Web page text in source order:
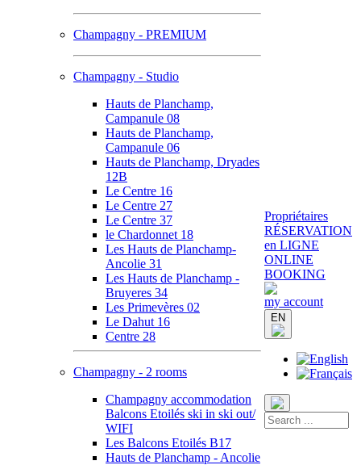
Champagny - PREMIUM
Champagny - Studio
Hauts de Planchamp,
Campanule 08
Hauts de Planchamp,
Campanule 06
Hauts de Planchamp, Dryades
12B
Le Centre 16
Le Centre 27
Le Centre 37
le Chardonnet 18
Les Hauts de Planchamp-
Ancolie 31
Les Hauts de Planchamp -
Bruyeres 34
Les Primevères 02
Le Dahut 16
Centre 28
Champagny - 2 rooms
Champagny accommodation
Balcons Etoilés ski in ski out/
WIFI
Les Balcons Etoilés B17
Hauts de Planchamp - Ancolie
Propriétaires
RÉSERVATION
en LIGNE
ONLINE
BOOKING
my account
EN